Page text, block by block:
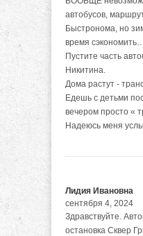
автобусов,
Быстронома, но
время
Пустите часть
Никитина.
Дома растут -
Едешь с детьми
вечером просто «
Надеюсь меня
Лидия Ивановна
сентября 4, 2024
Здравствуйте.
остановка Сквер